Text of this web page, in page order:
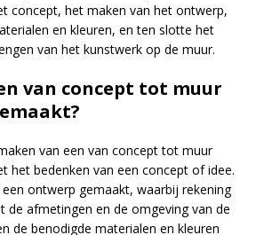
concept, het maken van het ontwerp,
en kleuren, en ten slotte het
van het kunstwerk op de muur.
van concept tot muur
van een van concept tot muur
het bedenken van een concept of idee.
ontwerp gemaakt, waarbij rekening
de afmetingen en de omgeving van de
de benodigde materialen en kleuren